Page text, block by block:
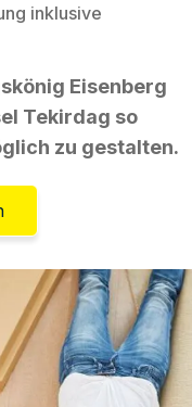
inklusive
Eisenberg
Tekirdag so
zu gestalten.